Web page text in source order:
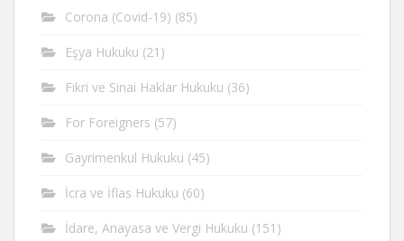
Corona (Covid-19) (85)
Eşya Hukuku (21)
Fikri ve Sinai Haklar Hukuku (36)
For Foreigners (57)
Gayrimenkul Hukuku (45)
İcra ve İflas Hukuku (60)
İdare, Anayasa ve Vergi Hukuku (151)